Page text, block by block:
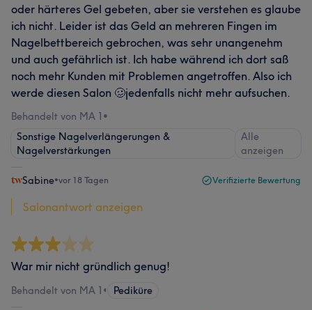
oder härteres Gel gebeten, aber sie verstehen es glaube
ich nicht. Leider ist das Geld an mehreren Fingen im
Nagelbettbereich gebrochen, was sehr unangenehm
und auch gefährlich ist. Ich habe während ich dort saß
noch mehr Kunden mit Problemen angetroffen. Also ich
werde diesen Salon 🥴jedenfalls nicht mehr aufsuchen.
Behandelt von MA 1 •
Sonstige Nagelverlängerungen &
Nagelverstärkungen
Alle
anzeigen
Sabine•vor 18 Tagen Verifizierte Bewertung
Salonantwort anzeigen
War mir nicht gründlich genug!
Behandelt von MA 1 • Pediküre